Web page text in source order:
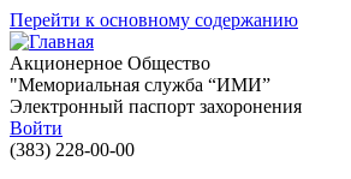
Перейти к основному содержанию
Акционерное Общество
"Мемориальная служба “ИМИ”
Электронный паспорт захоронения
Войти
(383) 228-00-00